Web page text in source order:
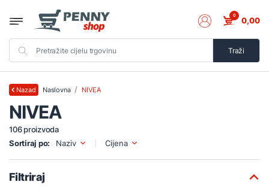
Traži
0 0,00
Nazad Naslovna NIVEA
NIVEA
106 proizvoda
Sortiraj po:
Naziv Cijena
Filtriraj